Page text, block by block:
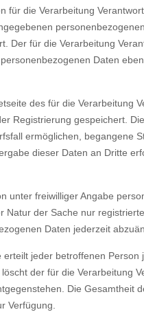
für die Verarbeitung
Der für die Verarbeitung
Daten
des für die Verarbeitung
Registrierung gespeichert.
ermöglichen, begangene
dieser Daten an Dritte
unter freiwilliger Angabe
Natur der Sache nur
Daten jederzeit
jeder betroffenen
der für die Verarbeitung
Die Gesamtheit
Verfügung.